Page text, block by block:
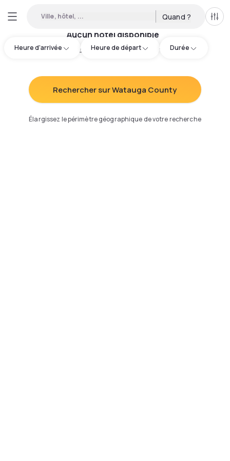
Ville, hôtel, ... Quand ?
Heure d'arrivée Heure de départ Durée
Aucun hôtel disponible
Essayez d'ajuster votre recherche:
Rechercher sur Watauga County
Élargissez le périmètre géographique de votre recherche